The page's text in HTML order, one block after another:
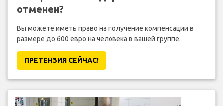
отменен?
Вы можете иметь право на получение компенсации в
размере до 600 евро на человека в вашей группе.
ПРЕТЕНЗИЯ CЕЙЧАС!